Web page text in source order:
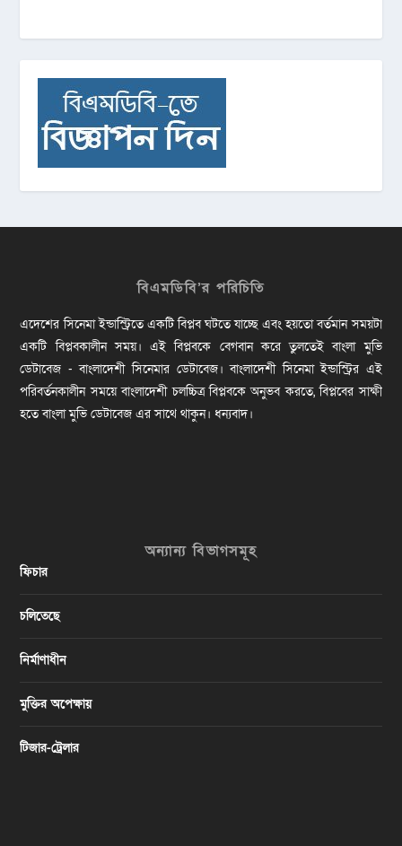
বিএমডিবি’র পরিচিতি
এদেশের সিনেমা ইন্ডাস্ট্রিতে একটি বিপ্লব ঘটতে যাচ্ছে এবং হয়তো বর্তমান সময়টা
একটি বিপ্লবকালীন সময়। এই বিপ্লবকে বেগবান করে তুলতেই বাংলা মুভি
ডেটাবেজ - বাংলাদেশী সিনেমার ডেটাবেজ। বাংলাদেশী সিনেমা ইন্ডাস্ট্রির এই
পরিবর্তনকালীন সময়ে বাংলাদেশী চলচ্চিত্র বিপ্লবকে অনুভব করতে, বিপ্লবের সাক্ষী
হতে বাংলা মুভি ডেটাবেজ এর সাথে থাকুন। ধন্যবাদ।
অন্যান্য বিভাগসমূহ
ফিচার
চলিতেছে
নির্মাণাধীন
মুক্তির অপেক্ষায়
টিজার-ট্রেলার